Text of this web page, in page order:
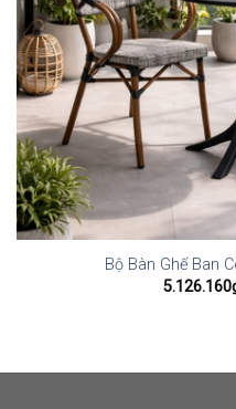
Bộ Bàn Ghế Ban
5.126.160